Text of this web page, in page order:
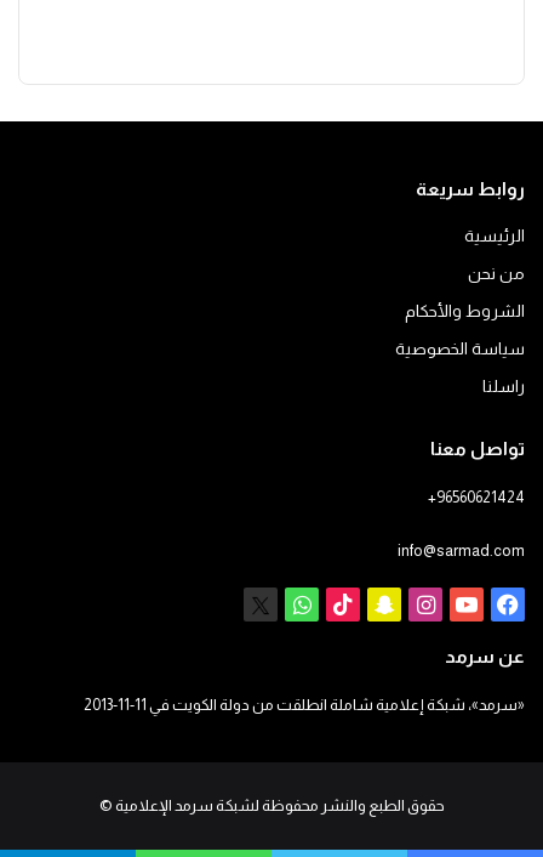
روابط سريعة
الرئيسية
من نحن
الشروط والأحكام
سياسة الخصوصية
راسلنا
تواصل معنا
+96560621424
info@sarmad.com
فيسبوكيوتيوبانستقرام
سناب ‫TikTokواتساب
عن سرمد
«سرمد»، شبكة إعلامية شاملة انطلقت من دولة الكويت في 11-11-2013
حقوق الطبع والنشر محفوظة لشبكة سرمد الإعلامية ©